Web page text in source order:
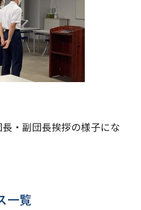
・副団長挨拶の様子にな
一覧